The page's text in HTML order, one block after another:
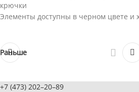
крючки
Элементы доступны в черном цвете и
Раньше
+7 (473) 202–20–89